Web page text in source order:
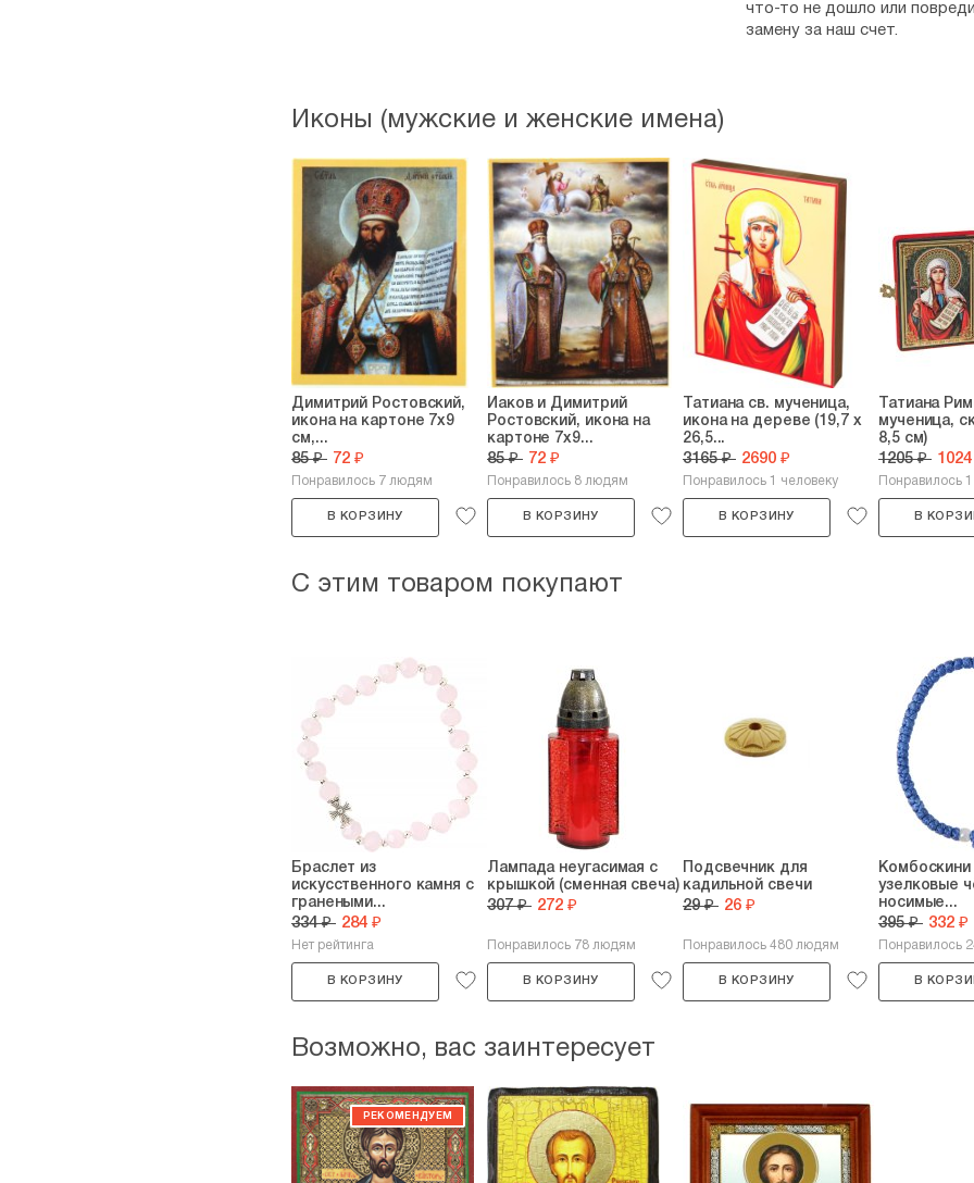
что-то не дошло или
замену за наш счет.
Иконы (мужские и женские имена)
Димитрий Ростовский,
икона на картоне 7х9
см,...
85 ₽ 72 ₽
Понравилось 7 людям
В КОРЗИНУ
Иаков и Димитрий
Ростовский, икона на
картоне 7х9...
85 ₽ 72 ₽
Понравилось 8 людям
В КОРЗИНУ
Татиана св. мученица,
икона на дереве (19,7 х
26,5...
3165 ₽ 2690 ₽
Понравилось 1 человеку
В КОРЗИНУ
Татиана
мученица,
8,5 см)
1205 ₽
Понравилось
В
С этим товаром покупают
Браслет из
искусственного камня с
гранеными...
334 ₽ 284 ₽
Нет рейтинга
В КОРЗИНУ
Лампада неугасимая с
крышкой (сменная свеча)
307 ₽ 272 ₽
Понравилось 78 людям
В КОРЗИНУ
Подсвечник для
кадильной свечи
29 ₽ 26 ₽
Понравилось 480 людям
В КОРЗИНУ
Комбоскини
узелковые
носимые...
395 ₽ 332 ₽
Понравилось
В
Возможно, вас заинтересует